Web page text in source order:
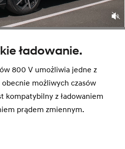
ładowanie.
800 V umożliwia jedne z
możliwych czasów
kompatybilny z ładowaniem
prądem zmiennym.